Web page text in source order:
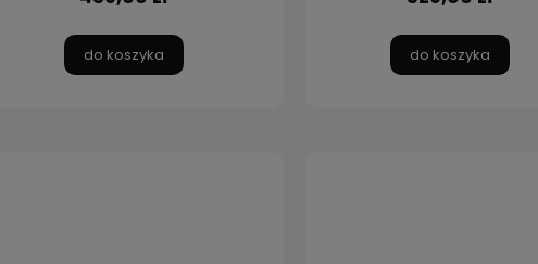
do koszyka do koszyka